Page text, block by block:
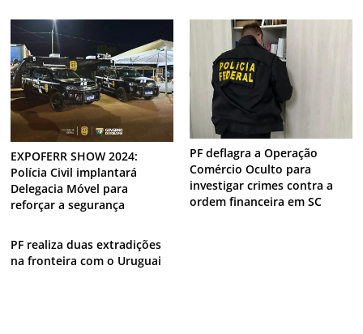
EXPOFERR SHOW 2024:
Polícia Civil implantará
Delegacia Móvel para
reforçar a segurança
PF deflagra a Operação
Comércio Oculto para
investigar crimes contra a
ordem financeira em SC
PF realiza duas extradições
na fronteira com o Uruguai